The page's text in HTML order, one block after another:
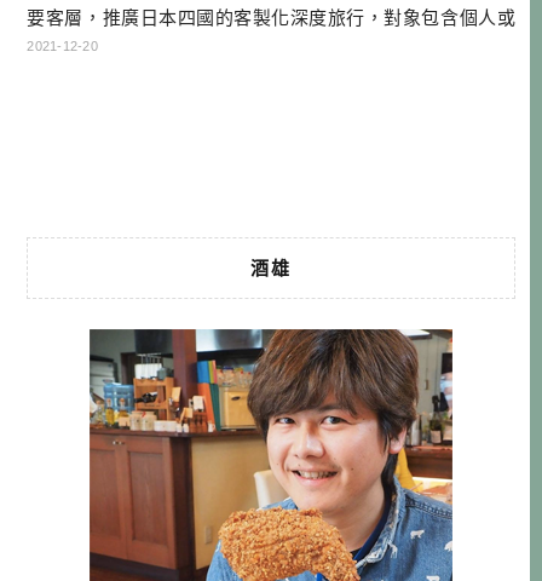
要客層，推廣日本四國的客製化深度旅行，對象包含個人或
大小團體。雖然我還沒有機會實際造訪當地，就遇到了疫情
2021-12-20
酒雄